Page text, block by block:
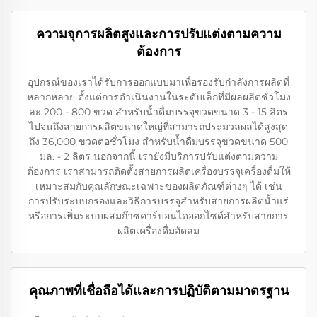
ความจุการผลิตสูงและการปรับแต่งตามความ
ต้องการ
อุปกรณ์ของเราได้รับการออกแบบมาเพื่อรองรับกำลังการผลิตที่
หลากหลาย ตั้งแต่การดำเนินงานในระดับเล็กที่มีผลผลิตชั่วโมง
ละ 200 - 800 ขวด สำหรับน้ำดื่มบรรจุขวดขนาด 3 - 15 ลิตร
ไปจนถึงสายการผลิตขนาดใหญ่ที่สามารถประมวลผลได้สูงสุด
ถึง 36,000 ขวดต่อชั่วโมง สำหรับน้ำดื่มบรรจุขวดขนาด 500
มล. - 2 ลิตร นอกจากนี้ เรายังมีบริการปรับแต่งตามความ
ต้องการ เราสามารถติดตั้งสายการผลิตเครื่องบรรจุเครื่องดื่มให้
เหมาะสมกับคุณลักษณะเฉพาะของผลิตภัณฑ์ต่างๆ ได้ เช่น
การปรับระบบกรองและวิธีการบรรจุสำหรับสายการผลิตน้ำแร่
หรือการเพิ่มระบบผสมก๊าซคาร์บอนไดออกไซด์สำหรับสายการ
ผลิตเครื่องดื่มอัดลม
คุณภาพที่เชื่อถือได้และการปฏิบัติตามมาตรฐาน